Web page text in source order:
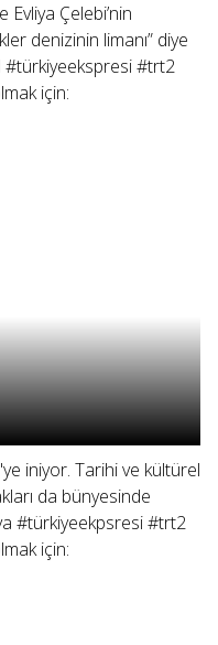
Çelebi’nin
denizinin limanı” diye
#türkiyeekspresi #trt2
için:
iniyor. Tarihi ve kültürel
da bünyesinde
#türkiyeekpsresi #trt2
için: